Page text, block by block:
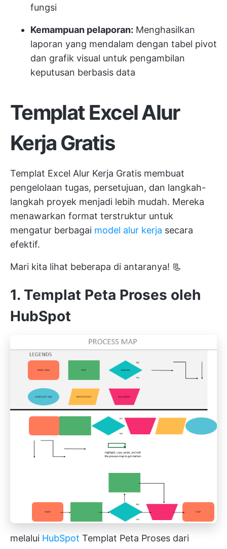
fungsi
Kemampuan pelaporan: Menghasilkan
laporan yang mendalam dengan tabel pivot
dan grafik visual untuk pengambilan
keputusan berbasis data
Templat Excel Alur
Kerja Gratis
Templat Excel Alur Kerja Gratis membuat
pengelolaan tugas, persetujuan, dan langkah-
langkah proyek menjadi lebih mudah. Mereka
menawarkan format terstruktur untuk
mengatur berbagai model alur kerja secara
efektif.
Mari kita lihat beberapa di antaranya! 📃
1. Templat Peta Proses oleh
HubSpot
melalui HubSpot Templat Peta Proses dari